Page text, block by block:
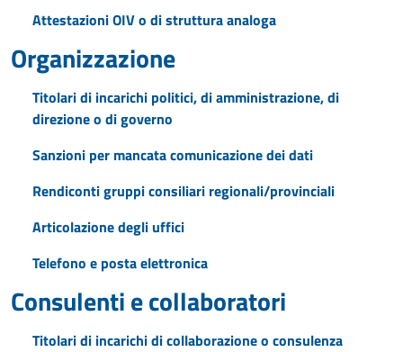
Attestazioni OIV o di struttura analoga
Organizzazione
Titolari di incarichi politici, di amministrazione, di
direzione o di governo
Sanzioni per mancata comunicazione dei dati
Rendiconti gruppi consiliari regionali/provinciali
Articolazione degli uffici
Telefono e posta elettronica
Consulenti e collaboratori
Titolari di incarichi di collaborazione o consulenza